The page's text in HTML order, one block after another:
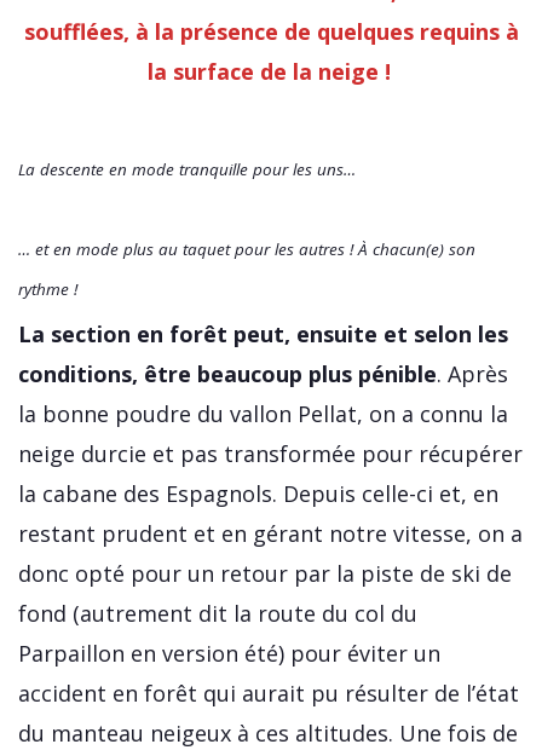
soufflées, à la présence de quelques requins à
la surface de la neige !
La descente en mode tranquille pour les uns…
… et en mode plus au taquet pour les autres ! À chacun(e) son
rythme !
La section en forêt peut, ensuite et selon les
conditions, être beaucoup plus pénible. Après
la bonne poudre du vallon Pellat, on a connu la
neige durcie et pas transformée pour récupérer
la cabane des Espagnols. Depuis celle-ci et, en
restant prudent et en gérant notre vitesse, on a
donc opté pour un retour par la piste de ski de
fond (autrement dit la route du col du
Parpaillon en version été) pour éviter un
accident en forêt qui aurait pu résulter de l’état
du manteau neigeux à ces altitudes. Une fois de